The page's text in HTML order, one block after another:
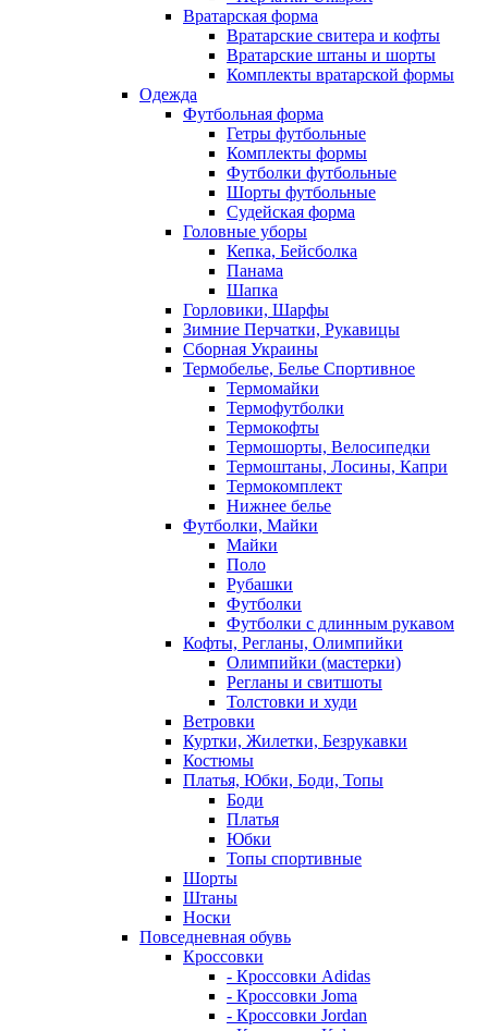
Вратарская форма
Вратарские свитера и кофты
Вратарские штаны и шорты
Комплекты вратарской формы
Одежда
Футбольная форма
Гетры футбольные
Комплекты формы
Футболки футбольные
Шорты футбольные
Судейская форма
Головные уборы
Кепка, Бейсболка
Панама
Шапка
Горловики, Шарфы
Зимние Перчатки, Рукавицы
Сборная Украины
Термобелье, Белье Спортивное
Термомайки
Термофутболки
Термокофты
Термошорты, Велосипедки
Термоштаны, Лосины, Капри
Термокомплект
Нижнее белье
Футболки, Майки
Майки
Поло
Рубашки
Футболки
Футболки с длинным рукавом
Кофты, Регланы, Олимпийки
Олимпийки (мастерки)
Регланы и свитшоты
Толстовки и худи
Ветровки
Куртки, Жилетки, Безрукавки
Костюмы
Платья, Юбки, Боди, Топы
Боди
Платья
Юбки
Топы спортивные
Шорты
Штаны
Носки
Повседневная обувь
Кроссовки
- Кроссовки Adidas
- Кроссовки Joma
- Кроссовки Jordan